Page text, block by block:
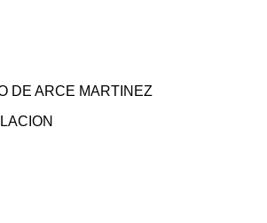
DE ARCE MARTINEZ